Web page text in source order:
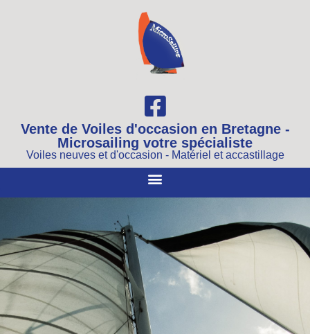
Vente de Voiles d'occasion en Bretagne -
Microsailing votre spécialiste
Voiles neuves et d'occasion - Matériel et accastillage